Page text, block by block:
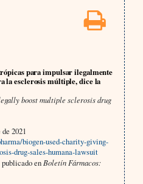
para impulsar ilegalmente
la esclerosis múltiple, dice la
boost multiple sclerosis drug
2021
biogen-used-charity-giving-
drug-sales-humana-lawsuit
en Boletín Fármacos: